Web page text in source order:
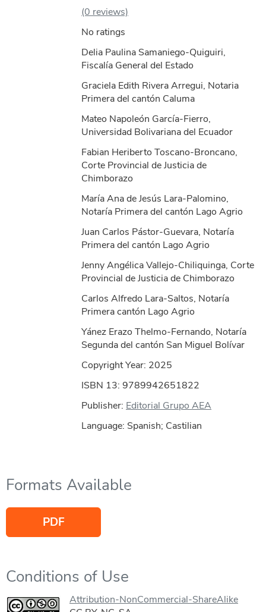
(0 reviews)
No ratings
Delia Paulina Samaniego-Quiguiri,
Fiscalía General del Estado
Graciela Edith Rivera Arregui, Notaria
Primera del cantón Caluma
Mateo Napoleón García-Fierro,
Universidad Bolivariana del Ecuador
Fabian Heriberto Toscano-Broncano,
Corte Provincial de Justicia de
Chimborazo
María Ana de Jesús Lara-Palomino,
Notaría Primera del cantón Lago Agrio
Juan Carlos Pástor-Guevara, Notaría
Primera del cantón Lago Agrio
Jenny Angélica Vallejo-Chiliquinga, Corte
Provincial de Justicia de Chimborazo
Carlos Alfredo Lara-Saltos, Notaría
Primera cantón Lago Agrio
Yánez Erazo Thelmo-Fernando, Notaría
Segunda del cantón San Miguel Bolívar
Copyright Year: 2025
ISBN 13: 9789942651822
Publisher: Editorial Grupo AEA
Language: Spanish; Castilian
Formats Available
PDF
Conditions of Use
Attribution-NonCommercial-ShareAlike